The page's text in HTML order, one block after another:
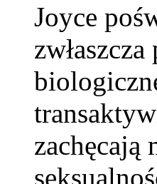
Joyce
zachęcają